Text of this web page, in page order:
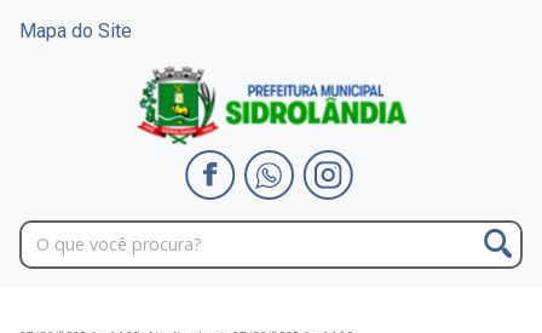
Mapa do Site